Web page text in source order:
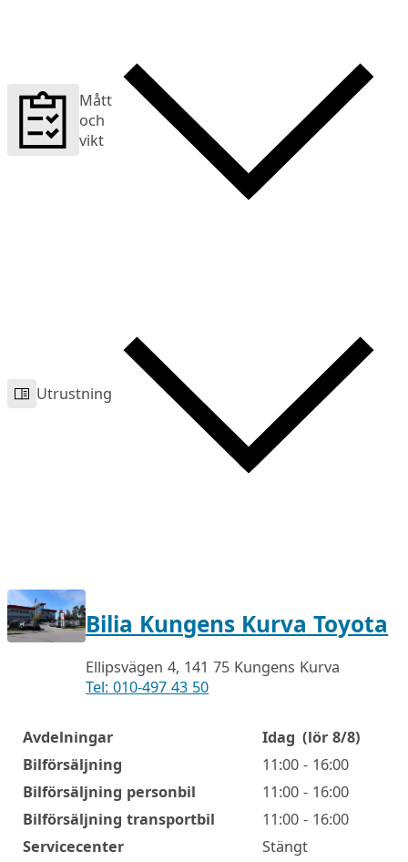
Mått
och
vikt
Utrustning
Bilia Kungens Kurva Toyota
Ellipsvägen 4, 141 75 Kungens Kurva
Tel: 010-497 43 50
Öppettider
Avdelningar Idag (lör 8/8)
Bilförsäljning
11:00 - 16:00
Bilförsäljning personbil
11:00 - 16:00
Bilförsäljning transportbil
11:00 - 16:00
Servicecenter
Stängt